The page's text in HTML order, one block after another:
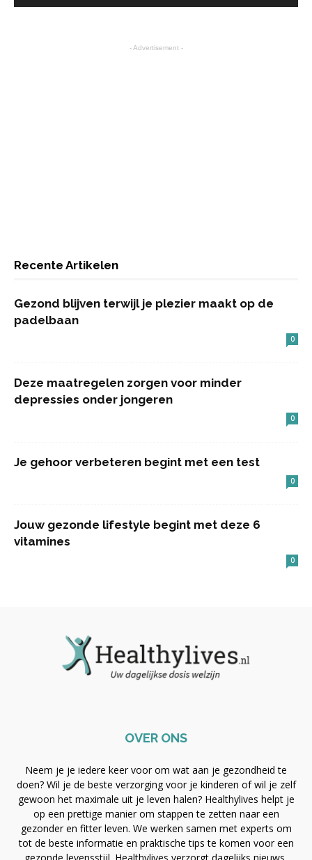
- Advertisement -
Recente Artikelen
Gezond blijven terwijl je plezier maakt op de
padelbaan
0
Deze maatregelen zorgen voor minder
depressies onder jongeren
0
Je gehoor verbeteren begint met een test
0
Jouw gezonde lifestyle begint met deze 6
vitamines
0
OVER ONS
Neem je je iedere keer voor om wat aan je gezondheid te
doen? Wil je de beste verzorging voor je kinderen of wil je zelf
gewoon het maximale uit je leven halen? Healthylives helpt je
op een prettige manier om stappen te zetten naar een
gezonder en fitter leven. We werken samen met experts om
tot de beste informatie en praktische tips te komen voor een
gezonde levensstijl. Healthylives verzorgt dagelijks nieuws,